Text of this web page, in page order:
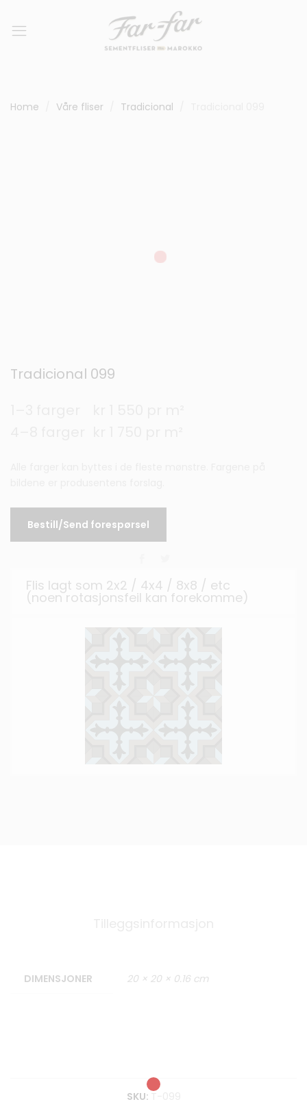
Home Våre fliser Tradicional
Tradicional 099
Bestill/Send forespørsel
Flis lagt som 2x2 / 4x4 / 8x8 / etc
(noen rotasjonsfeil kan forekomme)
DIMENSJONER 20 × 20 × 0.16 cm
SKU: